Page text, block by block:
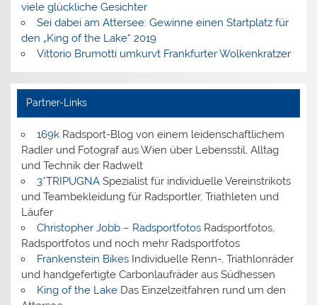
viele glückliche Gesichter
Sei dabei am Attersee: Gewinne einen Startplatz für
den „King of the Lake“ 2019
Vittorio Brumotti umkurvt Frankfurter Wolkenkratzer
Partner-Links
169kRadsport-Blog von einem leidenschaftlichem
Radler und Fotograf aus Wien über Lebensstil, Alltag
und Technik der Radwelt
3*TRIPUGNASpezialist für individuelle Vereinstrikots
und Teambekleidung für Radsportler, Triathleten und
Läufer
Christopher Jobb – RadsportfotosRadsportfotos,
Radsportfotos und noch mehr Radsportfotos
Frankenstein BikesIndividuelle Renn-, Triathlonräder
und handgefertigte Carbonlaufräder aus Südhessen
King of the LakeDas Einzelzeitfahren rund um den